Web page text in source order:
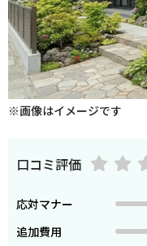
※画像はイメージです
口コミ評価
応対マナー
追加費用